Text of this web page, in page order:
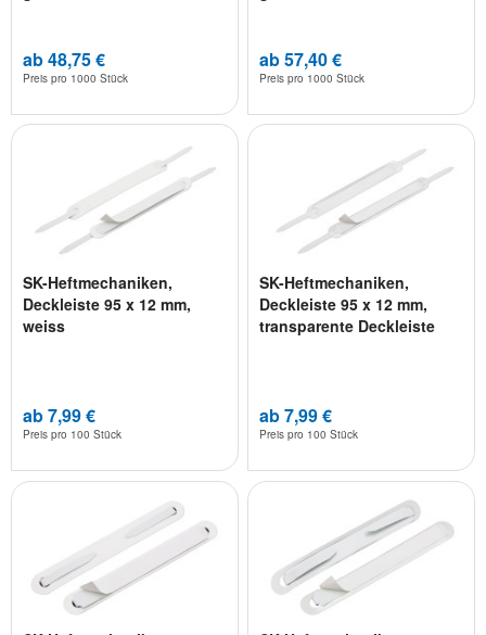
ab 48,75 €
Preis pro 1000 Stück
ab 57,40 €
Preis pro 1000 Stück
SK-Heftmechaniken,
Deckleiste 95 x 12 mm,
weiss
ab 7,99 €
Preis pro 100 Stück
SK-Heftmechaniken,
Deckleiste 95 x 12 mm,
transparente Deckleiste
ab 7,99 €
Preis pro 100 Stück